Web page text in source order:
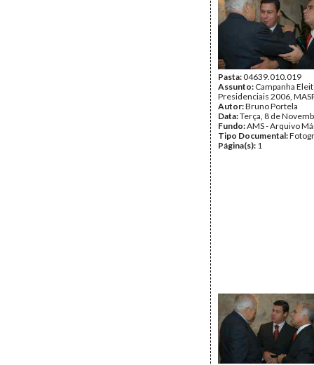
Pasta:04639.010.019
Assunto: Campanha
Presidenciais 2006,
Autor:Bruno Portela
Data:Terça, 8 de
Fundo:AMS - Arquivo
Tipo Documental:
Página(s): 1